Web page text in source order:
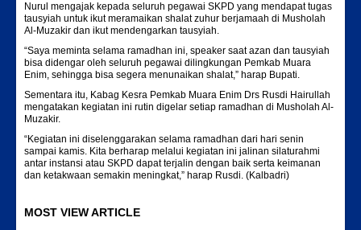
Nurul mengajak kepada seluruh pegawai SKPD yang mendapat tugas
tausyiah untuk ikut meramaikan shalat zuhur berjamaah di Musholah
Al-Muzakir dan ikut mendengarkan tausyiah.
“Saya meminta selama ramadhan ini, speaker saat azan dan tausyiah
bisa didengar oleh seluruh pegawai dilingkungan Pemkab Muara
Enim, sehingga bisa segera menunaikan shalat,” harap Bupati.
Sementara itu, Kabag Kesra Pemkab Muara Enim Drs Rusdi Hairullah
mengatakan kegiatan ini rutin digelar setiap ramadhan di Musholah Al-
Muzakir.
“Kegiatan ini diselenggarakan selama ramadhan dari hari senin
sampai kamis. Kita berharap melalui kegiatan ini jalinan silaturahmi
antar instansi atau SKPD dapat terjalin dengan baik serta keimanan
dan ketakwaan semakin meningkat,” harap Rusdi. (Kalbadri)
MOST VIEW ARTICLE